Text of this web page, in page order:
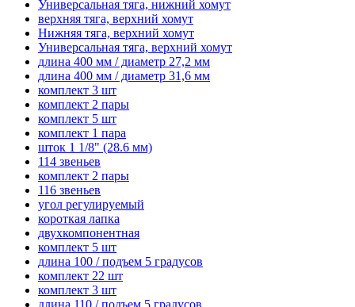
Универсальная тяга, нижний хомут
верхняя тяга, верхний хомут
Нижняя тяга, верхний хомут
Универсальная тяга, верхний хомут
длина 400 мм / диаметр 27,2 мм
длина 400 мм / диаметр 31,6 мм
комплект 3 шт
комплект 2 пары
комплект 5 шт
комплект 1 пара
шток 1 1/8" (28.6 мм)
114 звеньев
комплект 2 пары
116 звеньев
угол регулируемый
короткая лапка
двухкомпонентная
комплект 5 шт
длина 100 / подъем 5 градусов
комплект 22 шт
комплект 3 шт